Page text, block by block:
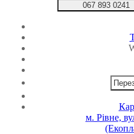
067 893 0241
м. Рівне,